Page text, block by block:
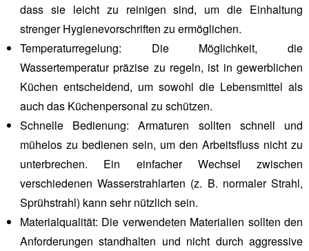
dass sie leicht zu reinigen sind, um die Einhaltung
strenger Hygienevorschriften zu ermöglichen.
Temperaturregelung: Die Möglichkeit, die
Wassertemperatur präzise zu regeln, ist in gewerblichen
Küchen entscheidend, um sowohl die Lebensmittel als
auch das Küchenpersonal zu schützen.
Schnelle Bedienung: Armaturen sollten schnell und
mühelos zu bedienen sein, um den Arbeitsfluss nicht zu
unterbrechen. Ein einfacher Wechsel zwischen
verschiedenen Wasserstrahlarten (z. B. normaler Strahl,
Sprühstrahl) kann sehr nützlich sein.
Materialqualität: Die verwendeten Materialien sollten den
Anforderungen standhalten und nicht durch aggressive